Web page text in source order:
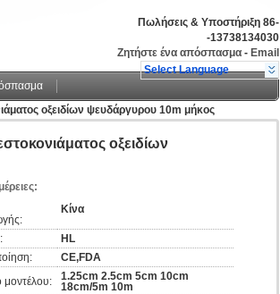
Πωλήσεις & Υποστήριξη 86-
-13738134030
Ζητήστε ένα απόσπασμα - Email
Select Language
οξειδίων ψευδάργυρου 10m μήκος
οξειδίων
Κίνα
HL
CE,FDA
μοντέλου:
1.25cm 2.5cm 5cm 10cm
18cm/5m 10m